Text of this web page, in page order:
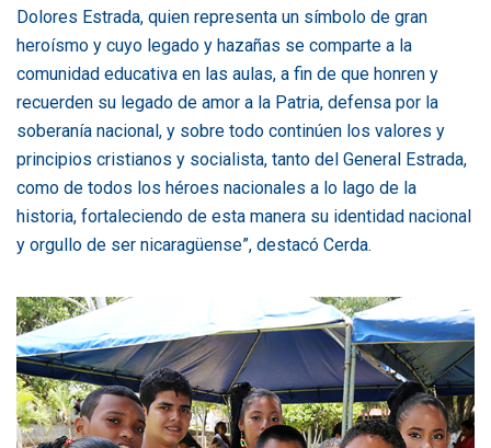
Dolores Estrada, quien representa un símbolo de gran
heroísmo y cuyo legado y hazañas se comparte a la
comunidad educativa en las aulas, a fin de que honren y
recuerden su legado de amor a la Patria, defensa por la
soberanía nacional, y sobre todo continúen los valores y
principios cristianos y socialista, tanto del General Estrada,
como de todos los héroes nacionales a lo lago de la
historia, fortaleciendo de esta manera su identidad nacional
y orgullo de ser nicaragüense”, destacó Cerda.